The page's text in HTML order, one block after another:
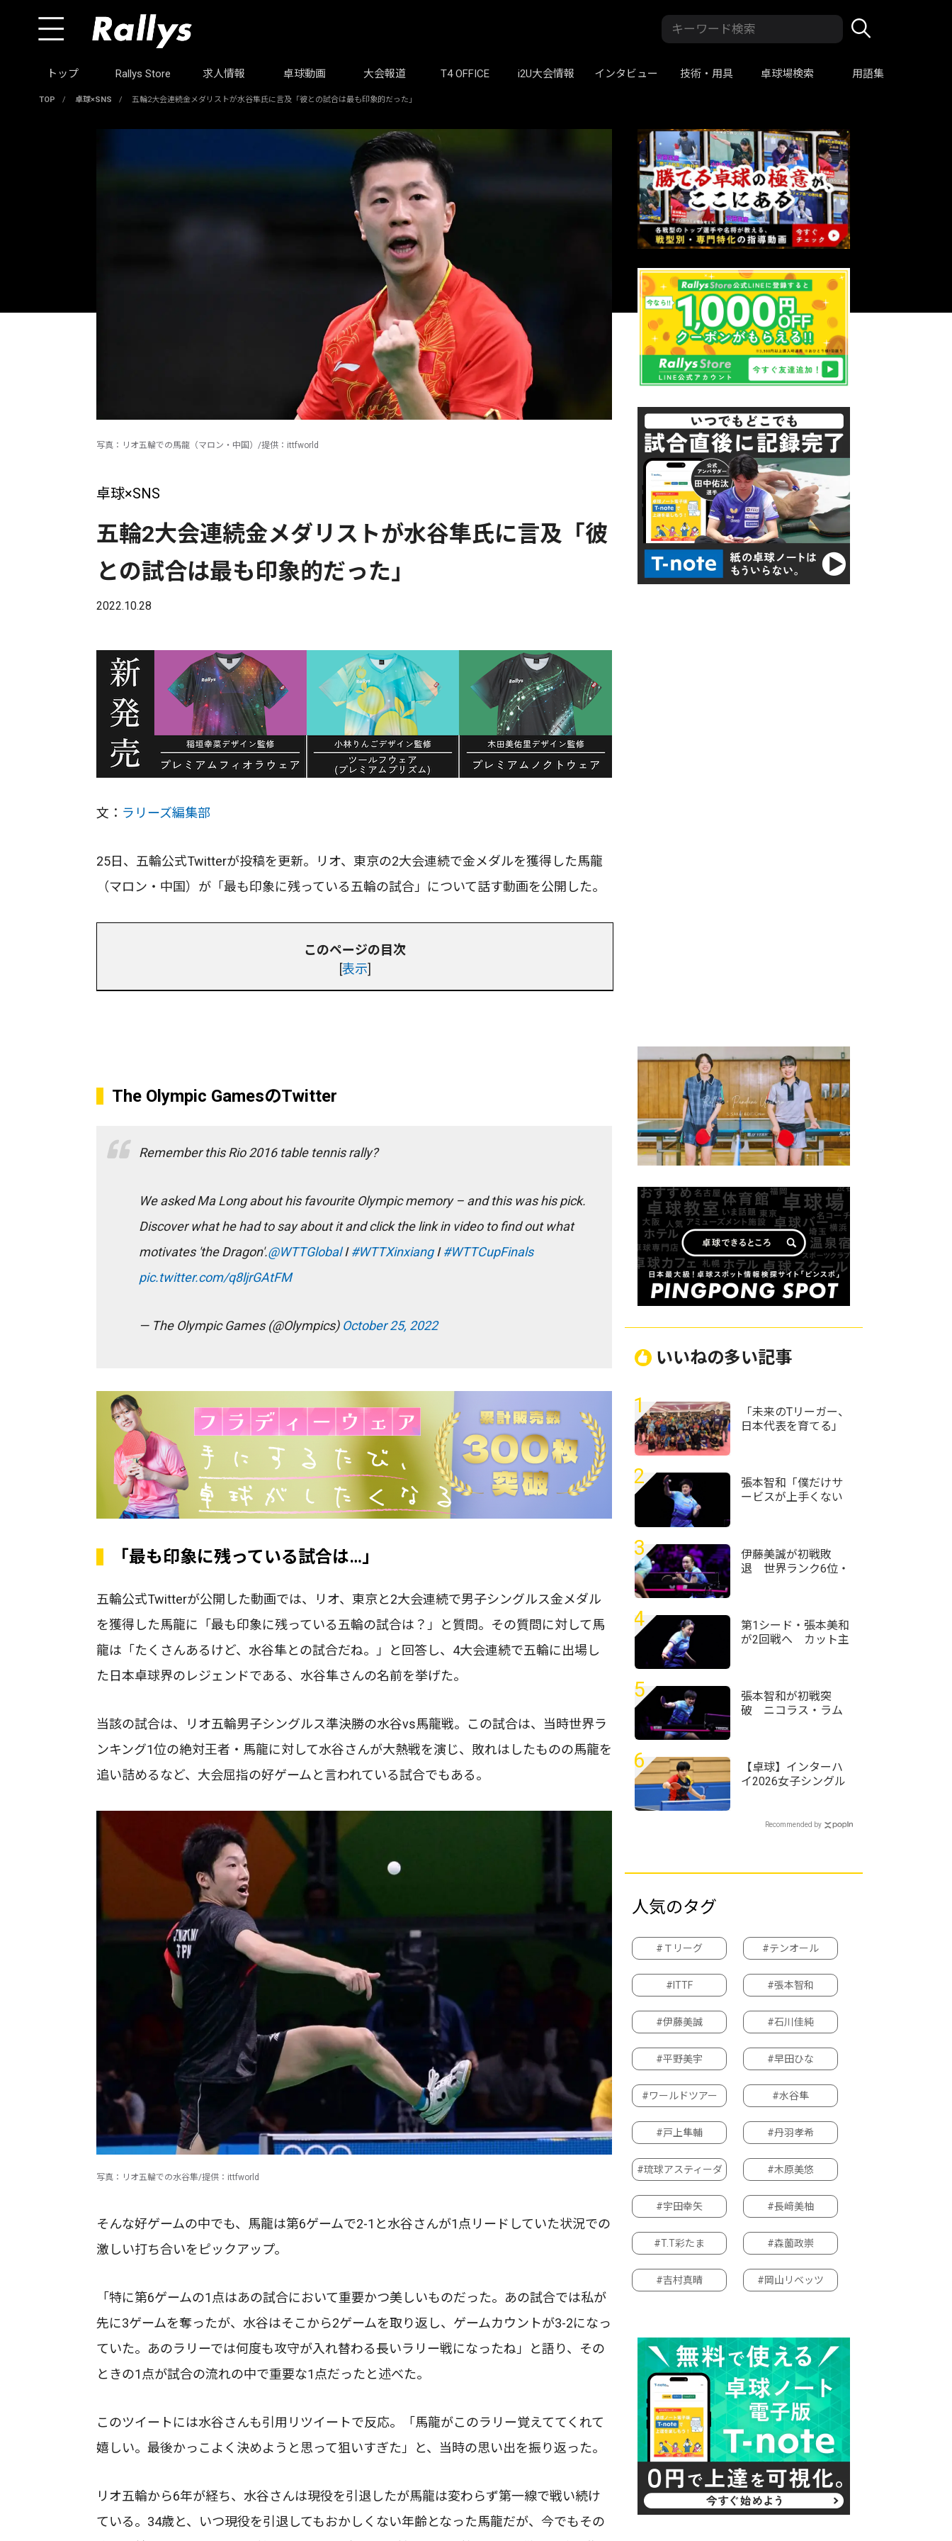
トップ Rallys Store 求人情報 卓球動画 大会報道 T4 OFFICE i2U大会情報 インタビュー 技術・用具 卓球場検索 用語集
TOP / 卓球×SNS / 五輪2大会連続金メダリストが水谷隼氏に言及「彼との試合は最も印象的だった」
写真：リオ五輪での馬龍（マロン・中国）/提供：ittfworld
卓球×SNS
五輪2大会連続金メダリストが水谷隼氏に言及「彼
との試合は最も印象的だった」
2022.10.28
文： ラリーズ編集部
25日、五輪公式Twitterが投稿を更新。リオ、東京の2大会連続で金メダルを獲得した馬龍
（マロン・中国）が「最も印象に残っている五輪の試合」について話す動画を公開した。
このページの目次
[表示]
The Olympic GamesのTwitter
Remember this Rio 2016 table tennis rally?
We asked Ma Long about his favourite Olympic memory – and this was his pick.
Discover what he had to say about it and click the link in video to find out what
motivates 'the Dragon'.@WTTGlobalI#WTTXinxiangI#WTTCupFinals
pic.twitter.com/q8ljrGAtFM
— The Olympic Games (@Olympics) October 25, 2022
「最も印象に残っている試合は…」
五輪公式Twitterが公開した動画では、リオ、東京と2大会連続で男子シングルス金メダル
を獲得した馬龍に「最も印象に残っている五輪の試合は？」と質問。その質問に対して馬
龍は「たくさんあるけど、水谷隼との試合だね。」と回答し、4大会連続で五輪に出場し
た日本卓球界のレジェンドである、水谷隼さんの名前を挙げた。
当該の試合は、リオ五輪男子シングルス準決勝の水谷vs馬龍戦。この試合は、当時世界ラ
ンキング1位の絶対王者・馬龍に対して水谷さんが大熱戦を演じ、敗れはしたものの馬龍を
追い詰めるなど、大会屈指の好ゲームと言われている試合でもある。
写真：リオ五輪での水谷隼/提供：ittfworld
そんな好ゲームの中でも、馬龍は第6ゲームで2-1と水谷さんが1点リードしていた状況での
激しい打ち合いをピックアップ。
「特に第6ゲームの1点はあの試合において重要かつ美しいものだった。あの試合では私が
先に3ゲームを奪ったが、水谷はそこから2ゲームを取り返し、ゲームカウントが3-2になっ
ていた。あのラリーでは何度も攻守が入れ替わる長いラリー戦になったね」と語り、その
ときの1点が試合の流れの中で重要な1点だったと述べた。
このツイートには水谷さんも引用リツイートで反応。「馬龍がこのラリー覚えててくれて
嬉しい。最後かっこよく決めようと思って狙いすぎた」と、当時の思い出を振り返った。
リオ五輪から6年が経ち、水谷さんは現役を引退したが馬龍は変わらず第一線で戦い続け
ている。34歳と、いつ現役を引退してもおかしくない年齢となった馬龍だが、今でもその
いいねの多い記事
1
「未来のTリーガー、
日本代表を育てる」
2
張本智和「僕だけサ
ービスが上手くない
チャンピオンズ横浜
2026＞
3
伊藤美誠が初戦敗
退 世界ランク6位・
4
第1シード・張本美和
が2回戦へ カット主
ンズ横浜2026＞
5
張本智和が初戦突
破 ニコラス・ラム
6
【卓球】インターハ
イ2026女子シングル
天王寺・髙森愛央が
Recommended by
人気のタグ
#Ｔリーグ #テンオール
#ITTF #張本智和
#伊藤美誠 #石川佳純
#平野美宇 #早田ひな
#ワールドツアー #水谷隼
#戸上隼輔 #丹羽孝希
#琉球アスティーダ #木原美悠
#宇田幸矢 #長﨑美柚
#T.T彩たま #森薗政崇
#吉村真晴 #岡山リベッツ